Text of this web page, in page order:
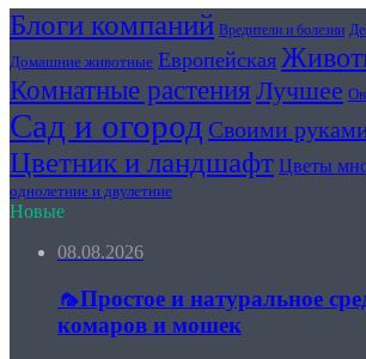
Блоги компаний Вредители и болезни
Домашние животные Европейская
Комнатные растения Лучшее
Сад и огород Своими
Цветник и ландшафт Цветы
однолетние и двулетние
Новые
08.08.2026
🦟Простое и натуральное
комаров и мошек